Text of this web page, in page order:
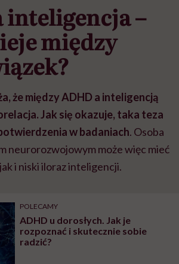
pracy
inteligencja –
między
że między ADHD a inteligencją
Jak się okazuje, taka teza
w badaniach. Osoba
neurorozwojowym może więc mieć
i niski iloraz inteligencji.
POLECAMY
ADHD u dorosłych. Jak je
rozpoznać i skutecznie sobie
radzić?